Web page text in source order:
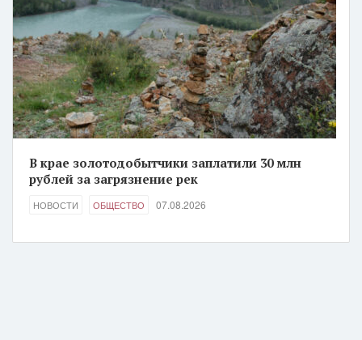
В крае золотодобытчики заплатили 30 млн
рублей за загрязнение рек
НОВОСТИ ОБЩЕСТВО 07.08.2026